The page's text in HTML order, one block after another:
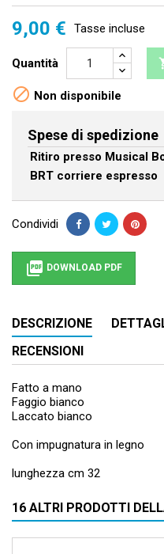
9,00 € Tasse incluse
Quantità
 Non disponibile
Spese di spedizione
Ritiro presso Musical
BRT corriere espresso
Condividi
 DOWNLOAD PDF
DESCRIZIONE
RECENSIONI
Fatto a mano
Faggio bianco
Laccato bianco
Con impugnatura in legno
lunghezza cm 32
16 ALTRI PRODOTTI